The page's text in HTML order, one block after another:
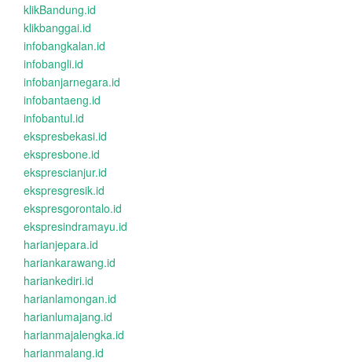
klikBandung.id
klikbanggai.id
infobangkalan.id
infobangli.id
infobanjarnegara.id
infobantaeng.id
infobantul.id
ekspresbekasi.id
ekspresbone.id
eksprescianjur.id
ekspresgresik.id
ekspresgorontalo.id
ekspresindramayu.id
harianjepara.id
hariankarawang.id
hariankediri.id
harianlamongan.id
harianlumajang.id
harianmajalengka.id
harianmalang.id